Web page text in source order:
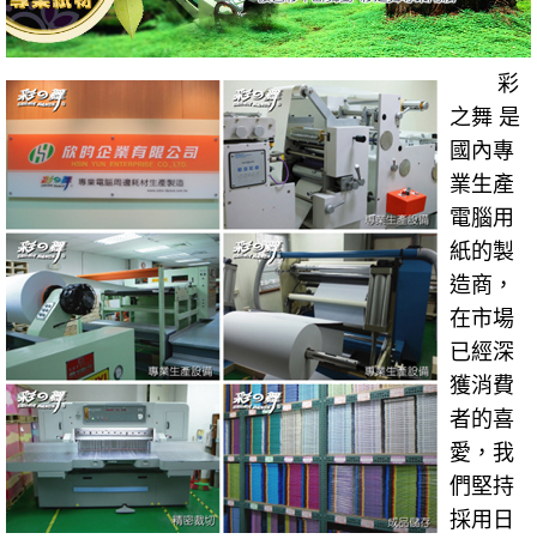
彩
之舞 是
國內專
業生產
電腦用
紙的製
造商，
在市場
已經深
獲消費
者的喜
愛，我
們堅持
採用日